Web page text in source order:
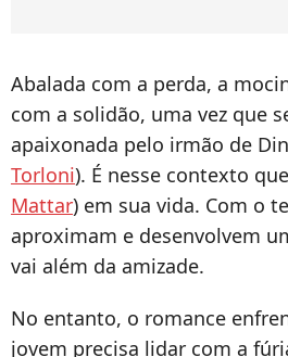
Abalada com a perda, a
com a solidão, uma vez que
apaixonada pelo irmão de
Torloni). É nesse contexto
Mattar) em sua vida. Com o
aproximam e desenvolvem
vai além da amizade.
No entanto, o romance
jovem precisa lidar com a